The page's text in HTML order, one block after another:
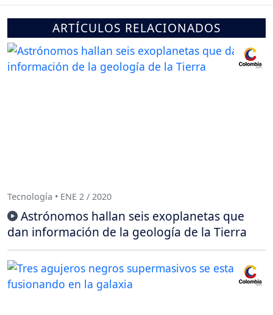
ARTÍCULOS RELACIONADOS
Tecnología • ENE 2 / 2020
Astrónomos hallan seis exoplanetas que
dan información de la geología de la Tierra